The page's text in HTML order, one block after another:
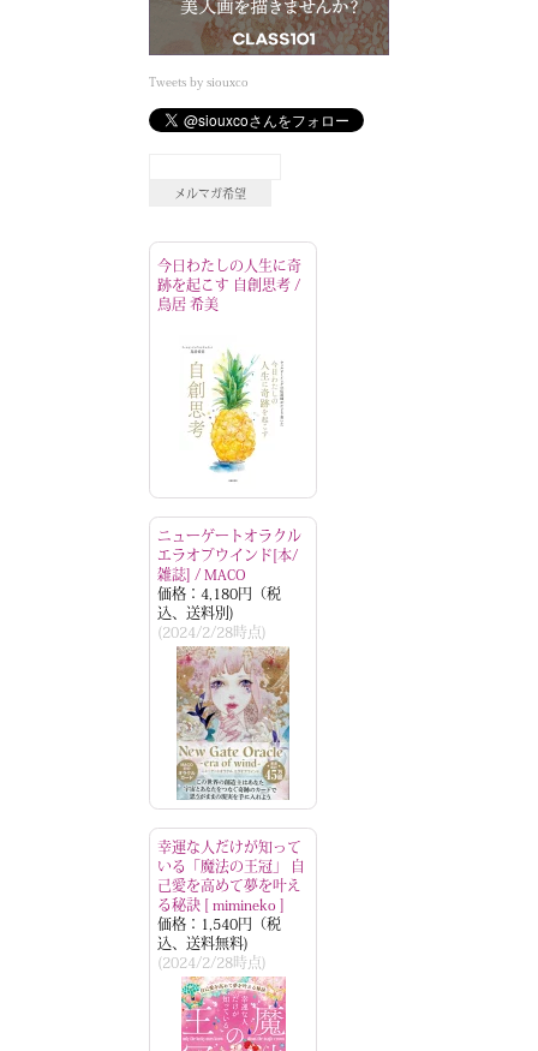
Tweets by siouxco
今日わたしの人生に奇
跡を起こす 自創思考 /
鳥居 希美
ニューゲートオラクル
エラオブウインド[本/
雑誌] / MACO
価格：4,180円（税
込、送料別)
(2024/2/28時点)
幸運な人だけが知って
いる「魔法の王冠」 自
己愛を高めて夢を叶え
る秘訣 [ mimineko ]
価格：1,540円（税
込、送料無料)
(2024/2/28時点)